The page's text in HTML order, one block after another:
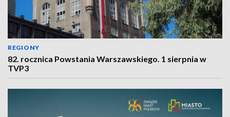
REGIONY
82. rocznica Powstania Warszawskiego. 1 sierpnia w
TVP3